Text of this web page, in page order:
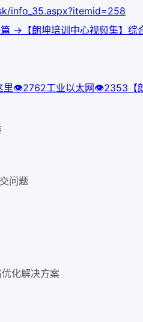
info_35.aspx?itemid=258
篇 → 【朗坤培训中心视频集】
里👁2762工业以太网👁2353
问题
化解决方案